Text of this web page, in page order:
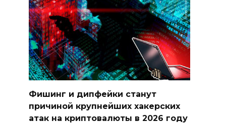
Фишинг и дипфейки станут
причиной крупнейших хакерских
атак на криптовалюты в 2026 году